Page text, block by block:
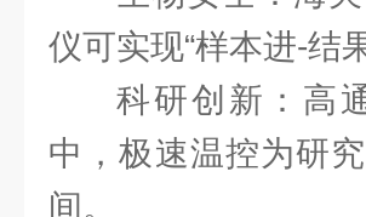
仪可实现“样本进-结
科研创新：高
中，极速温控为研
间。